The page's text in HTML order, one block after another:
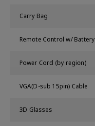
Carry Bag
Remote Control w/ Battery
Power Cord (by region)
VGA(D-sub 15pin) Cable
3D Glasses